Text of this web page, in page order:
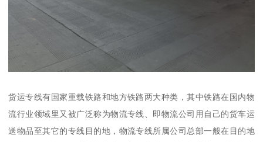
货运专线有国家重载铁路和地方铁路两大种类，其中铁路在国内物
流行业领域里又被广泛称为物流专线、即物流公司用自己的货车运
送物品至其它的专线目的地，物流专线所属公司总部一般在目的地